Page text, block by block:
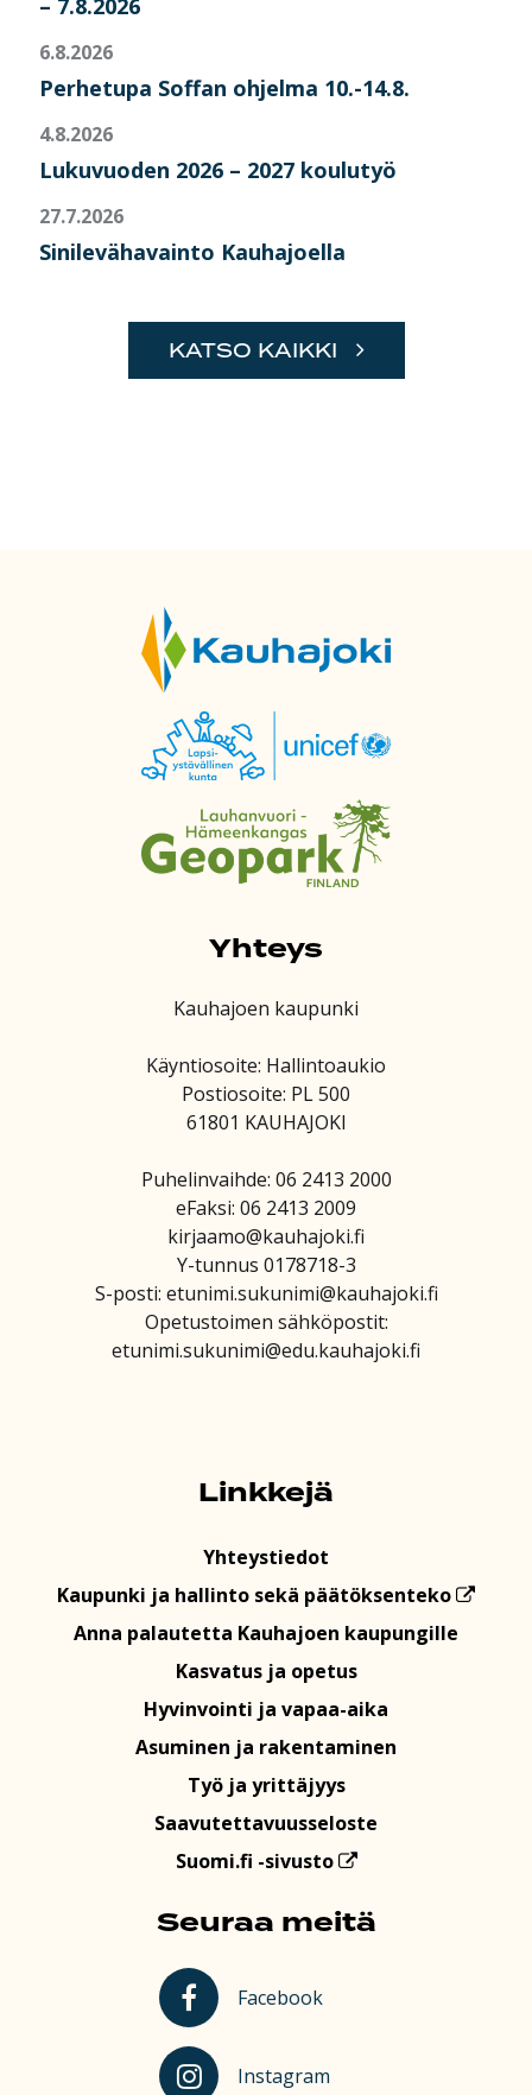
– 7.8.2026
6.8.2026
Perhetupa Soffan ohjelma 10.-14.8.
4.8.2026
Lukuvuoden 2026 – 2027 koulutyö
27.7.2026
Sinilevähavainto Kauhajoella
KATSO KAIKKI
Yhteys
Kauhajoen kaupunki
Käyntiosoite: Hallintoaukio
Postiosoite: PL 500
61801 KAUHAJOKI
Puhelinvaihde: 06 2413 2000
eFaksi: 06 2413 2009
kirjaamo@kauhajoki.fi
Y-tunnus 0178718-3
S-posti: etunimi.sukunimi@kauhajoki.fi
Opetustoimen sähköpostit:
etunimi.sukunimi@edu.kauhajoki.fi
Linkkejä
Yhteystiedot
Kaupunki ja hallinto sekä päätöksenteko
Anna palautetta Kauhajoen kaupungille
Kasvatus ja opetus
Hyvinvointi ja vapaa-aika
Asuminen ja rakentaminen
Työ ja yrittäjyys
Saavutettavuusseloste
Suomi.fi -sivusto
Seuraa meitä
Kauhajoki Facebookissa
Facebook
Kauhajoki Instagramissa
Instagram